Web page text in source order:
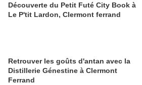
Découverte du Petit Futé City Book à
Le P'tit Lardon, Clermont ferrand
Retrouver les goûts d'antan avec la
Distillerie Génestine à Clermont
Ferrand